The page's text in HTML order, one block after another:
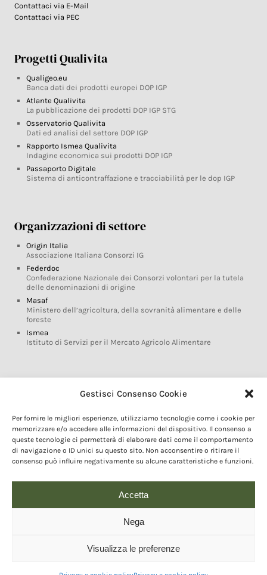
Gestisci Consenso Cookie
Per fornire le migliori esperienze, utilizziamo tecnologie come i cookie per
memorizzare e/o accedere alle informazioni del dispositivo. Il consenso a
queste tecnologie ci permetterà di elaborare dati come il comportamento
di navigazione o ID unici su questo sito. Non acconsentire o ritirare il
consenso può influire negativamente su alcune caratteristiche e funzioni.
Accetta
Nega
Visualizza le preferenze
Contattaci via E-Mail
Contattaci via PEC
Progetti Qualivita
Qualigeo.eu
Banca dati dei prodotti europei DOP IGP
Atlante Qualivita
La pubblicazione dei prodotti DOP IGP STG
Osservatorio Qualivita
Dati ed analisi del settore DOP IGP
Rapporto Ismea Qualivita
Indagine economica sui prodotti DOP IGP
Passaporto Digitale
Sistema di anticontraffazione e tracciabilità per le dop IGP
Organizzazioni di settore
Origin Italia
Associazione Italiana Consorzi IG
Federdoc
Confederazione Nazionale dei Consorzi volontari per la tutela
delle denominazioni di origine
Masaf
Ministero dell’agricoltura, della sovranità alimentare e delle
foreste
Ismea
Istituto di Servizi per il Mercato Agricolo Alimentare
Glossario DOP IGP
Marchi DOP IGP
Normativa prodotti DOP IGP
Consorzi di Tutela
Farm To Fork e prodotti DOP IGP
comunicazione